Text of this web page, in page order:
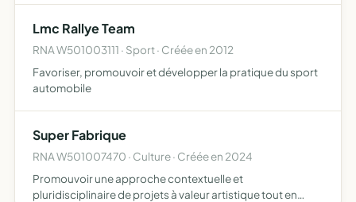
Lmc Rallye Team
RNA W501003111 · Sport · Créée en 2012
Favoriser, promouvoir et développer la pratique du sport
automobile
Super Fabrique
RNA W501007470 · Culture · Créée en 2024
Promouvoir une approche contextuelle et
pluridisciplinaire de projets à valeur artistique tout en